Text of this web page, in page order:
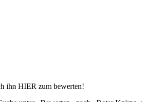
ihn HIER zum bewerten!